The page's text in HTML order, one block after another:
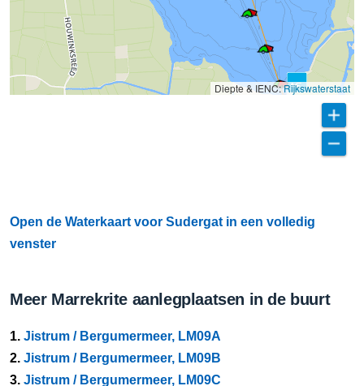
Diepte & IENC:Rijkswaterstaat
Open de Waterkaart voor Sudergat in een volledig
venster
Meer Marrekrite aanlegplaatsen in de buurt
1. Jistrum / Bergumermeer, LM09A
2. Jistrum / Bergumermeer, LM09B
3. Jistrum / Bergumermeer, LM09C